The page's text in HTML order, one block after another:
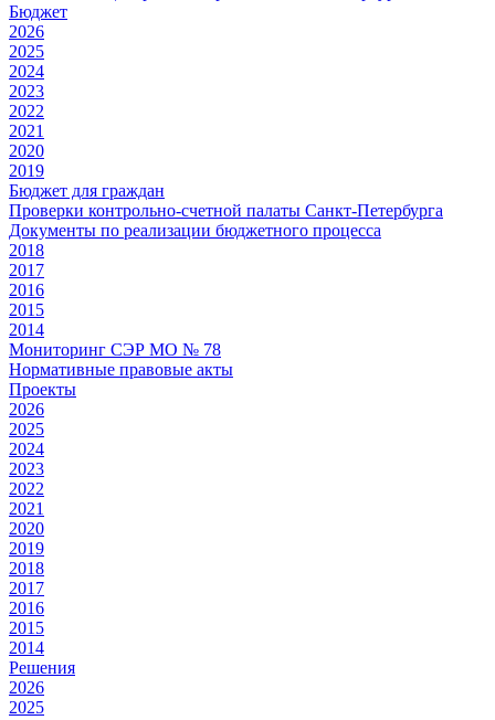
Бюджет
2026
2025
2024
2023
2022
2021
2020
2019
Бюджет для граждан
Проверки контрольно-счетной палаты Санкт-Петербурга
Документы по реализации бюджетного процесса
2018
2017
2016
2015
2014
Мониторинг СЭР МО № 78
Нормативные правовые акты
Проекты
2026
2025
2024
2023
2022
2021
2020
2019
2018
2017
2016
2015
2014
Решения
2026
2025